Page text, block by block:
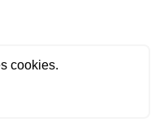
cookies.